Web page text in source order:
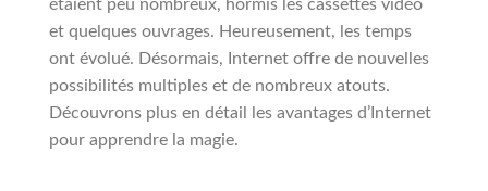
étaient peu nombreux, hormis les cassettes vidéo
et quelques ouvrages. Heureusement, les temps
ont évolué. Désormais, Internet offre de nouvelles
possibilités multiples et de nombreux atouts.
Découvrons plus en détail les avantages d’Internet
pour apprendre la magie.